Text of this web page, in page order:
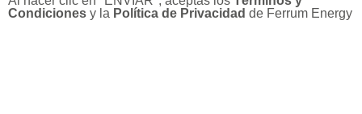
Condiciones y la Política de Privacidad de Ferrum Energy